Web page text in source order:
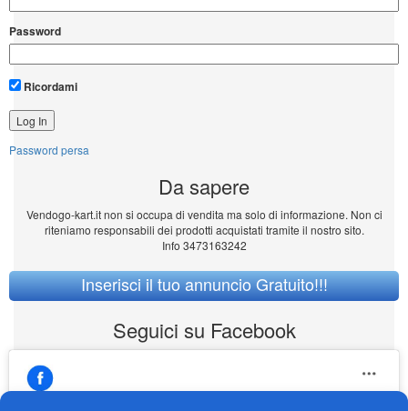
Password
Ricordami
Password persa
Da sapere
Vendogo-kart.it non si occupa di vendita ma solo di informazione. Non ci
riteniamo responsabili dei prodotti acquistati tramite il nostro sito.
Info 3473163242
Inserisci il tuo annuncio Gratuito!!!
Seguici su Facebook